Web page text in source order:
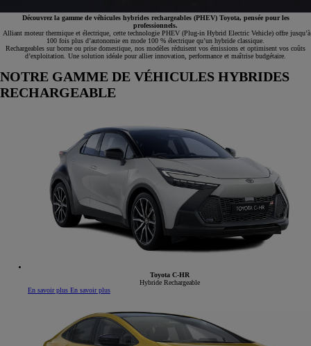
Découvrez la gamme de véhicules hybrides rechargeables (PHEV) Toyota, pensée pour les
professionnels.
Alliant moteur thermique et électrique, cette technologie PHEV (Plug-in Hybrid Electric Vehicle) offre jusqu’à
100 fois plus d’autonomie en mode 100 % électrique qu’un hybride classique.​
Rechargeables sur borne ou prise domestique, nos modèles réduisent vos émissions et optimisent vos coûts
d’exploitation. Une solution idéale pour allier innovation, performance et maîtrise budgétaire.
NOTRE GAMME DE VÉHICULES HYBRIDES
RECHARGEABLE
Toyota C-HR
Hybride Rechargeable
En savoir plus En savoir plus